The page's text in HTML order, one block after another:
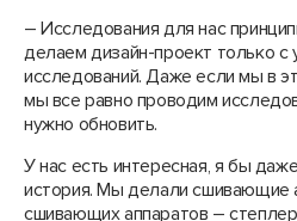
– Исследования для нас
делаем дизайн-проект только с
исследований. Даже если мы в
мы все равно проводим
нужно обновить.
У нас есть интересная, я бы
история. Мы делали сшивающие
сшивающих аппаратов –